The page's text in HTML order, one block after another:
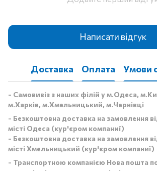
Написати відгук
Доставка Оплата Умови
- Самовивіз з наших філій у м.Одеса,
м.Харків, м.Хмельницький, м.Чернівці
- Безкоштовна доставка на замовлення
місті Одеса (кур'єром компаниї)
- Безкоштовна доставка на замовлення
місті Хмельницький (кур'єром компаниї)
- Транспортною компанією Нова пошта по